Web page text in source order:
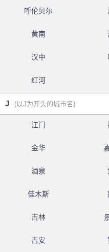
呼伦贝尔
黄南
汉中
红河
J (以J为开头的城市名)
江门
金华
酒泉
佳木斯
吉林
吉安